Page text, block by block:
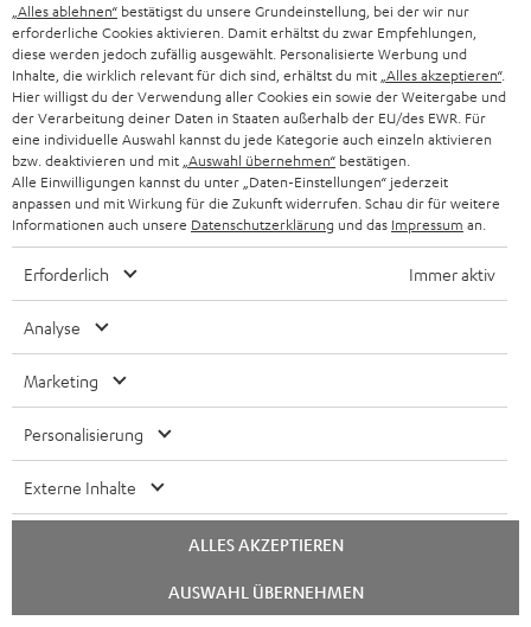
www.audiovision.de
25.04.2019
Mehr...
„Das Ultima·40-Set bleibt bei schmalem Heimkino-Budget
Audiovision
„… Sonderangebot der seltenen Art.“
„Alles ablehnen“ bestätigst du unsere Grundeinstellung, bei der wir nur
erforderliche Cookies aktivieren. Damit erhältst du zwar Empfehlungen,
diese werden jedoch zufällig ausgewählt. Personalisierte Werbung und
Inhalte, die wirklich relevant für dich sind, erhältst du mit „Alles akzeptieren“.
Hier willigst du der Verwendung aller Cookies ein sowie der Weitergabe und
der Verarbeitung deiner Daten in Staaten außerhalb der EU/des EWR. Für
eine individuelle Auswahl kannst du jede Kategorie auch einzeln aktivieren
bzw. deaktivieren und mit „Auswahl übernehmen“ bestätigen.
Alle Einwilligungen kannst du unter „Daten-Einstellungen“ jederzeit
anpassen und mit Wirkung für die Zukunft widerrufen. Schau dir für weitere
Informationen auch unsere Datenschutzerklärung und das Impressum an.
Erforderlich Immer aktiv
Analyse
Marketing
Personalisierung
Externe Inhalte
ALLES AKZEPTIEREN
AUSWAHL ÜBERNEHMEN